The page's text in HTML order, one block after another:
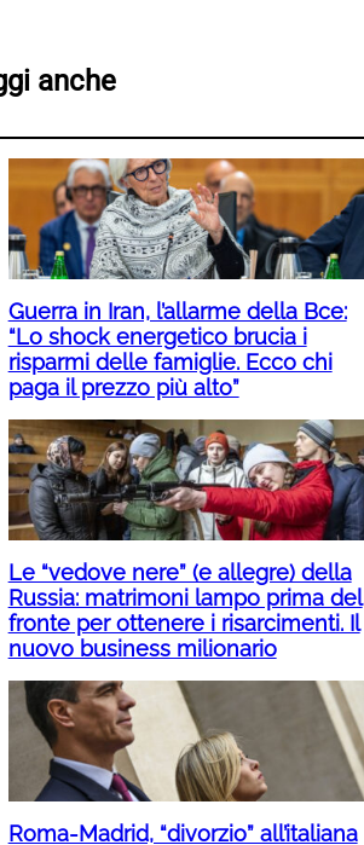
anche
Guerra in Iran, l’allarme della Bce:
“Lo shock energetico brucia i
risparmi delle famiglie. Ecco chi
paga il prezzo più alto”
Le “vedove nere” (e allegre) della
Russia: matrimoni lampo prima del
fronte per ottenere i risarcimenti. Il
nuovo business milionario
Roma-Madrid, “divorzio” all’italiana